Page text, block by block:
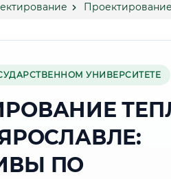
УНИВЕРСИТЕТЕ
ПО